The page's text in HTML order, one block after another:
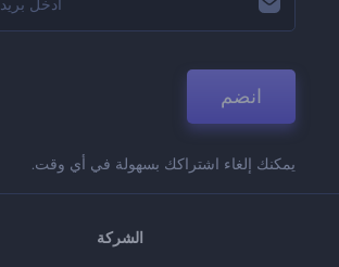
انضم
يمكنك إلغاء اشتراكك بسهولة في أي وقت.
الشركة